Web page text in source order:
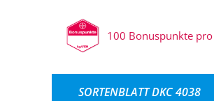
100 Bonuspunkte
SORTENBLATT DKC 4038